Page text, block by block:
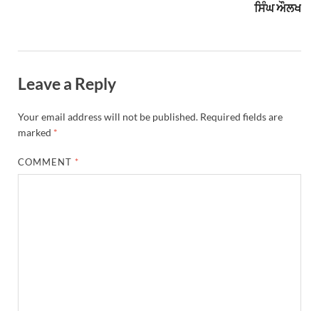
ਸਿੰਘ ਔਲਖ
Leave a Reply
Your email address will not be published. Required fields are
marked *
COMMENT *